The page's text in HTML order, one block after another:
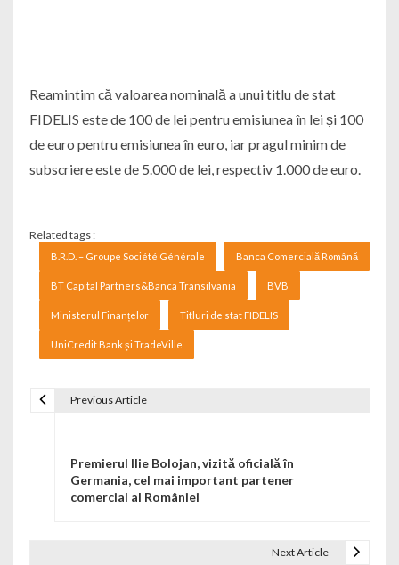
Reamintim că valoarea nominală a unui titlu de stat
FIDELIS este de 100 de lei pentru emisiunea în lei și 100
de euro pentru emisiunea în euro, iar pragul minim de
subscriere este de 5.000 de lei, respectiv 1.000 de euro.
Related tags :
B.R.D. – Groupe Société Générale Banca Comercială Română
BT Capital Partners&Banca Transilvania BVB
Ministerul Finanțelor Titluri de stat FIDELIS
UniCredit Bank și TradeVille
Previous Article
Premierul Ilie Bolojan, vizită oficială în
Germania, cel mai important partener
comercial al României
Next Article